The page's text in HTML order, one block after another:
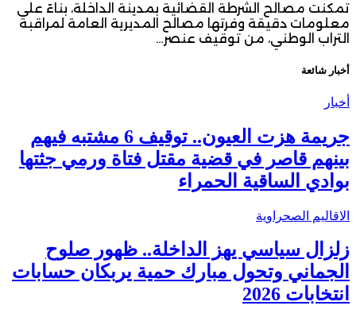
تمكنت مصالح الشرطة القضائية بمدينة الداخلة، بناءً على
معلومات دقيقة وفرتها مصالح المديرية العامة لمراقبة
التراب الوطني، من توقيف عنصر…
أخبار شائعة
أخبار
جريمة هزت العيون.. توقيف 6 مشتبه فيهم
بينهم قاصر في قضية مقتل فتاة ورمي جثتها
بوادي الساقية الحمراء
الاقاليم الصحراوية
زلزال سياسي يهز الداخلة.. ظهور صلوح
الجماني وتحول مبارك حمية يربكان حسابات
انتخابات 2026